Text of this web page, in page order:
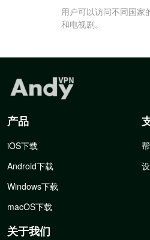
用户可以访问不同国家
和电视剧。
产品
iOS下载
Android下载
Windows下载
macOS下载
关于我们